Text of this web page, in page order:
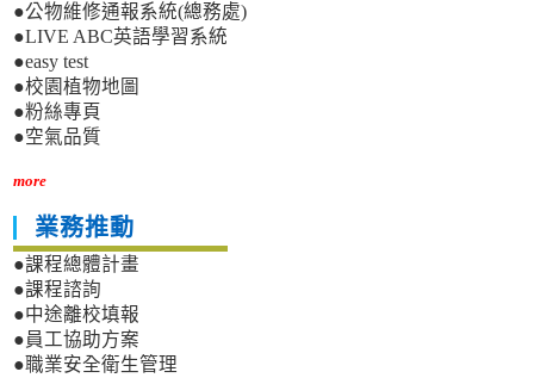
●公物維修通報系統(總務處)
●LIVE ABC英語學習系統
●easy test
●校園植物地圖
●粉絲專頁
●空氣品質
more
業務推動
●課程總體計畫
●課程諮詢
●中途離校填報
●員工協助方案
●職業安全衛生管理